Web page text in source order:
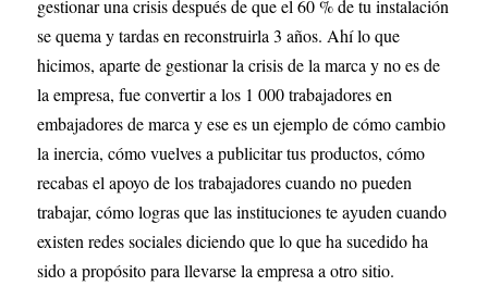
gestionar una crisis después de que el 60 % de tu instalación
se quema y tardas en reconstruirla 3 años. Ahí lo que
hicimos, aparte de gestionar la crisis de la marca y no es de
la empresa, fue convertir a los 1 000 trabajadores en
embajadores de marca y ese es un ejemplo de cómo cambio
la inercia, cómo vuelves a publicitar tus productos, cómo
recabas el apoyo de los trabajadores cuando no pueden
trabajar, cómo logras que las instituciones te ayuden cuando
existen redes sociales diciendo que lo que ha sucedido ha
sido a propósito para llevarse la empresa a otro sitio.